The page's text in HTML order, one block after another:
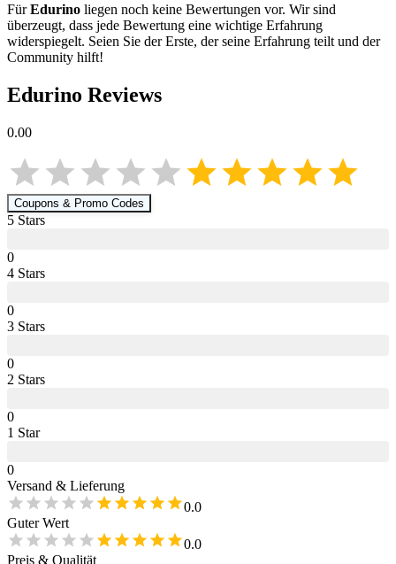
FürEdurino liegen noch keine Bewertungen vor. Wir sind
überzeugt, dass jede Bewertung eine wichtige Erfahrung
widerspiegelt. Seien Sie der Erste, der seine Erfahrung teilt und der
Community hilft!
Edurino Reviews
0.00
Coupons & Promo Codes
5 Stars
0
4 Stars
0
3 Stars
0
2 Stars
0
1 Star
0
Versand & Lieferung
0.0
Guter Wert
0.0
Preis & Qualität